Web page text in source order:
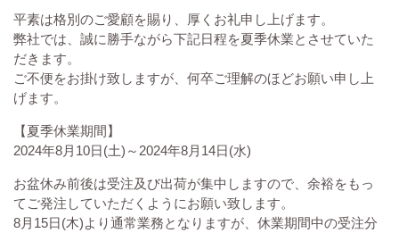
平素は格別のご愛顧を賜り、厚くお礼申し上げます。
弊社では、誠に勝手ながら下記日程を夏季休業とさせていた
だきます。
ご不便をお掛け致しますが、何卒ご理解のほどお願い申し上
げます。
【夏季休業期間】
2024年8月10日(土)～2024年8月14日(水)
お盆休み前後は受注及び出荷が集中しますので、余裕をもっ
てご発注していただくようにお願い致します。
8月15日(木)より通常業務となりますが、休業期間中の受注分